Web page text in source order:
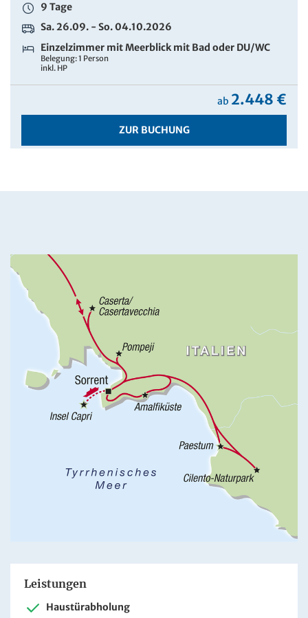
9 Tage
Sa. 26.09. - So. 04.10.2026
Einzelzimmer mit Meerblick mit Bad oder DU/WC
Belegung: 1 Person
inkl. HP
ab 2.448 €
ZUR BUCHUNG
Leistungen
Haustürabholung